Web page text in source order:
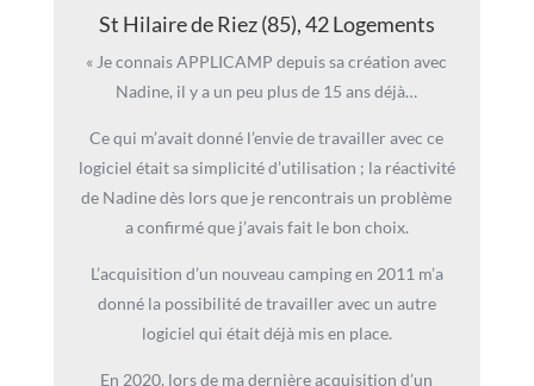
St Hilaire de Riez (85), 42 Logements
« Je connais APPLICAMP depuis sa création avec
Nadine, il y a un peu plus de 15 ans déjà…
Ce qui m’avait donné l’envie de travailler avec ce
logiciel était sa simplicité d’utilisation ; la réactivité
de Nadine dès lors que je rencontrais un problème
a confirmé que j’avais fait le bon choix.
L’acquisition d’un nouveau camping en 2011 m’a
donné la possibilité de travailler avec un autre
logiciel qui était déjà mis en place.
En 2020, lors de ma dernière acquisition d’un